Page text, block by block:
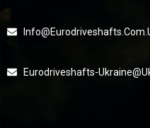
Eurodriveshafts-